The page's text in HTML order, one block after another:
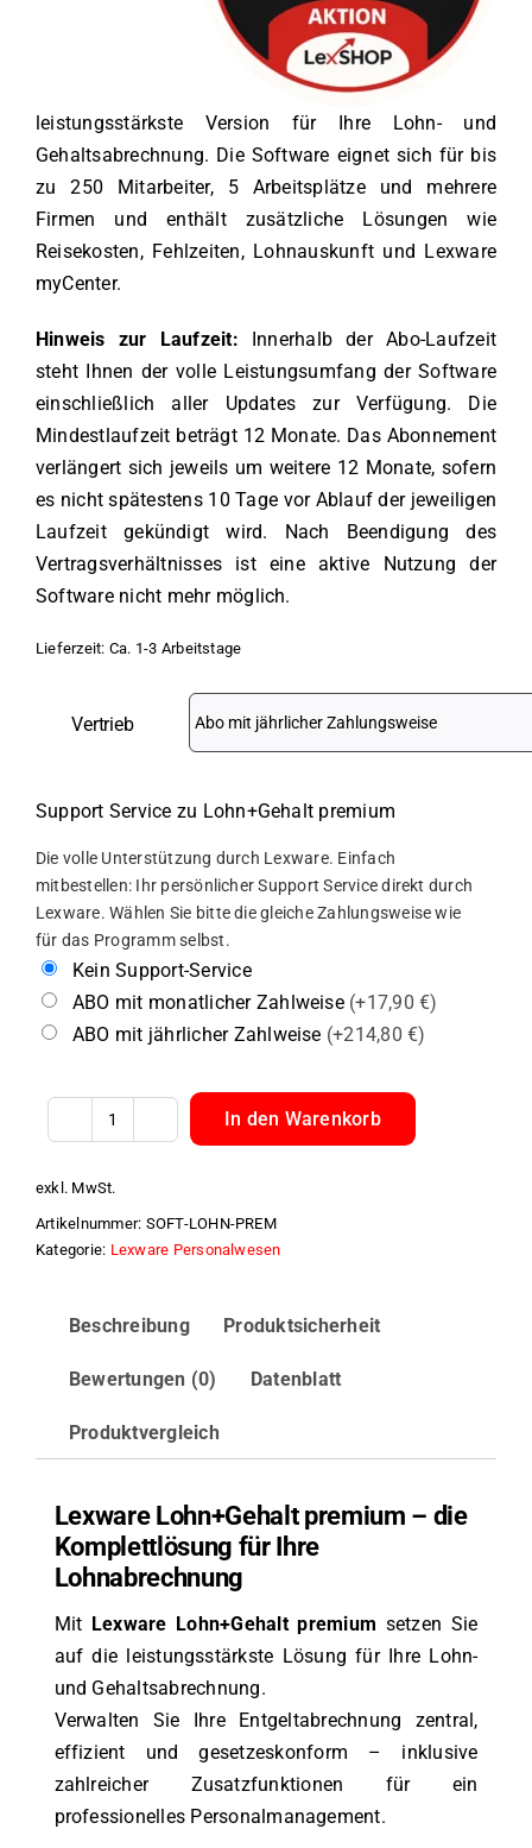
leistungsstärkste Version für Ihre Lohn- und
Gehaltsabrechnung. Die Software eignet sich für bis
zu 250 Mitarbeiter, 5 Arbeitsplätze und mehrere
Firmen und enthält zusätzliche Lösungen wie
Reisekosten, Fehlzeiten, Lohnauskunft und Lexware
myCenter.
Hinweis zur Laufzeit: Innerhalb der Abo-Laufzeit
steht Ihnen der volle Leistungsumfang der Software
einschließlich aller Updates zur Verfügung. Die
Mindestlaufzeit beträgt 12 Monate. Das Abonnement
verlängert sich jeweils um weitere 12 Monate, sofern
es nicht spätestens 10 Tage vor Ablauf der jeweiligen
Laufzeit gekündigt wird. Nach Beendigung des
Vertragsverhältnisses ist eine aktive Nutzung der
Software nicht mehr möglich.
Lieferzeit: Ca. 1-3 Arbeitstage
Vertrieb
Support Service zu Lohn+Gehalt premium
Die volle Unterstützung durch Lexware. Einfach
mitbestellen: Ihr persönlicher Support Service direkt durch
Lexware. Wählen Sie bitte die gleiche Zahlungsweise wie
für das Programm selbst.
Kein Support-Service
ABO mit monatlicher Zahlweise (+17,90 €)
ABO mit jährlicher Zahlweise (+214,80 €)
Lexware
und
Gehalt
premium
In den Warenkorb
exkl. MwSt.
Artikelnummer: SOFT-LOHN-PREM
Kategorie: Lexware Personalwesen
Beschreibung Produktsicherheit
Bewertungen (0) Datenblatt
Produktvergleich
Lexware Lohn+Gehalt premium – die
Komplettlösung für Ihre
Lohnabrechnung
Mit Lexware Lohn+Gehalt premium setzen Sie
auf die leistungsstärkste Lösung für Ihre Lohn-
und Gehaltsabrechnung.
Verwalten Sie Ihre Entgeltabrechnung zentral,
effizient und gesetzeskonform – inklusive
zahlreicher Zusatzfunktionen für ein
professionelles Personalmanagement.